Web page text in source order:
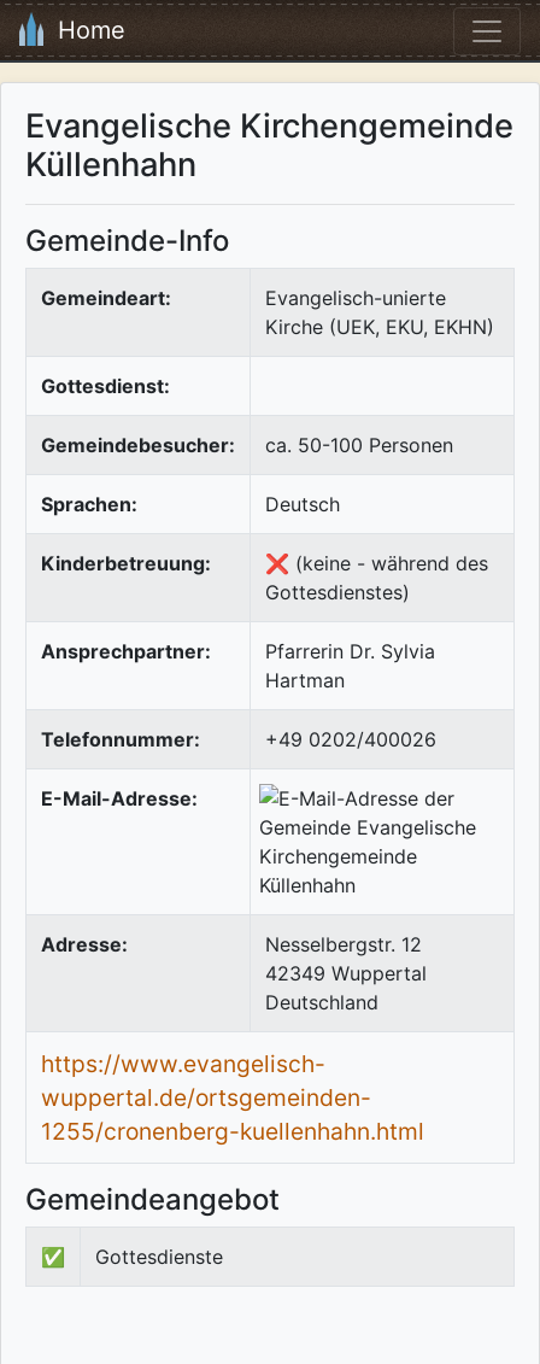
Home
Evangelische Kirchengemeinde
Küllenhahn
Gemeinde-Info
Gemeindeart:
Evangelisch-unierte
Kirche (UEK, EKU, EKHN)
Gottesdienst:
Gemeindebesucher: ca. 50-100 Personen
Sprachen: Deutsch
Kinderbetreuung:
❌ (keine - während des
Gottesdienstes)
Ansprechpartner:
Pfarrerin Dr. Sylvia
Hartman
Telefonnummer: +49 0202/400026
E-Mail-Adresse:
Adresse:
Nesselbergstr. 12
42349 Wuppertal
Deutschland
https://www.evangelisch-
wuppertal.de/ortsgemeinden-
1255/cronenberg-kuellenhahn.html
Gemeindeangebot
✅ Gottesdienste